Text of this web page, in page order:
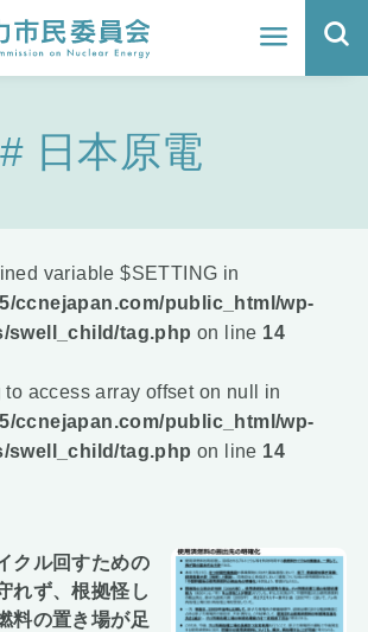
わかる福島原発事故
みの行方と課題
る？エネルギー
市民委員会について
せ
日本原電
variable $SETTING in
ccnejapan.com/public_html/wp-
swell_child/tag.php on line 14
to access array offset on null in
ccnejapan.com/public_html/wp-
swell_child/tag.php on line 14
クル回すための
れず、根拠怪し
料の置き場が足